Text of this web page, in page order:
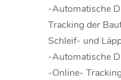
-Automatische
Tracking der
Schleif- und
-Automatische
-Online-